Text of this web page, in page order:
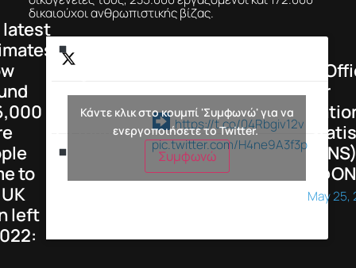
07/08/2026
fyi:
Η Γαλλία απαγορεύει με νόμο από τις 11.08
τις ανεπιθύμητες τηλεφωνικές κλήσεις για
προστασία καταναλωτών από πιεστικές
των πιο ευάλωτων πολιτών από